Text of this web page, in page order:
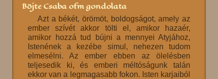
Böjte Csaba ofm gondolata
Azt a békét, örömöt, boldogságot, amely az
ember szívét akkor tölti el, amikor hazaér,
amikor hozzá tud bújni a mennyei Atyjához,
Istenének a kezébe simul, nehezen tudom
elmesélni. Az ember ebben az ölelésben
teljesedik ki, és emberi méltóságunk talán
ekkor van a legmagasabb fokon. Isten karjaiból